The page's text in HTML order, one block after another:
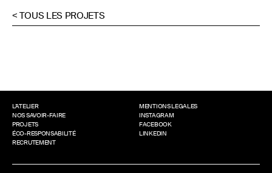
< TOUS LES PROJETS
L’ATELIER
NOS SAVOIR-FAIRE
PROJETS
ÉCO-RESPONSABILITÉ
RECRUTEMENT
MENTIONS LEGALES
INSTAGRAM
FACEBOOK
LINKEDIN